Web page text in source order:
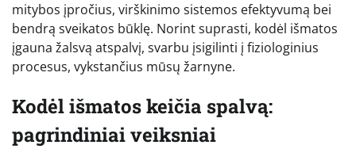
mitybos įpročius, virškinimo sistemos efektyvumą bei
bendrą sveikatos būklę. Norint suprasti, kodėl išmatos
įgauna žalsvą atspalvį, svarbu įsigilinti į fiziologinius
procesus, vykstančius mūsų žarnyne.
Kodėl išmatos keičia spalvą:
pagrindiniai veiksniai